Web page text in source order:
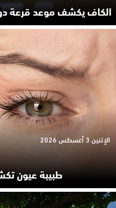
الكاف يكشف موعد قرعة
طبيبة عيون
الإثنين 3 أغسطس 2026